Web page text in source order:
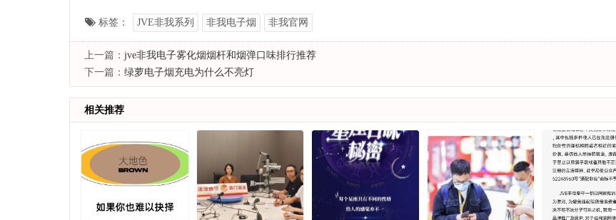
标签： JVE非我系列 非我电子烟 非我官网
上一篇： jve非我电子雾化烟烟杆和烟弹口味排行推荐
下一篇： 绿萝电子烟充电为什么不亮灯
相关推荐